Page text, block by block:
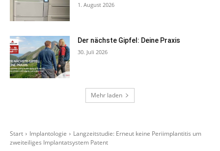
1. August 2026
Der nächste Gipfel: Deine Praxis
30. Juli 2026
Mehr laden